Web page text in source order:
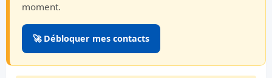
moment.
🚀 Débloquer mes contacts